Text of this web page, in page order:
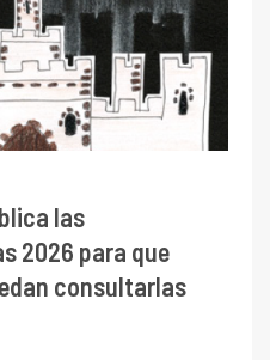
las
2026 para que
consultarlas